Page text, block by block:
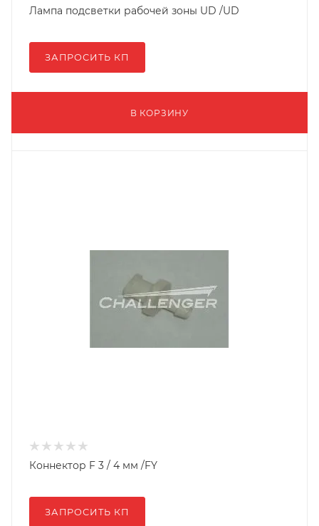
Лампа подсветки рабочей зоны UD /UD
ЗАПРОСИТЬ КП
В КОРЗИНУ
Коннектор F 3 / 4 мм /FY
ЗАПРОСИТЬ КП